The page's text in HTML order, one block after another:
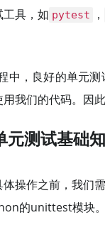
具，如 pytest ，
中，良好的单元
我们的代码。因
测试基础
操作之前，我们
的unittest模块。